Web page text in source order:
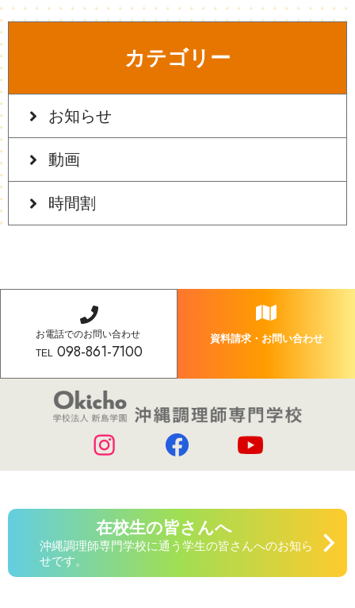
カテゴリー
お知らせ
動画
時間割
お電話でのお問い合わせ
TEL
098-861-7100
資料請求・お問い合わせ
在校生の皆さんへ
沖縄調理師専門学校に通う学生の皆さんへのお知ら
せです。